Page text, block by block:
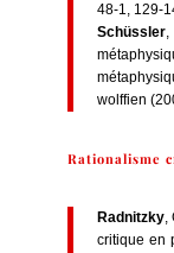
48-1, 129-
Schüssler,
wolffien
Rationalisme
Radnitzky,
critique en